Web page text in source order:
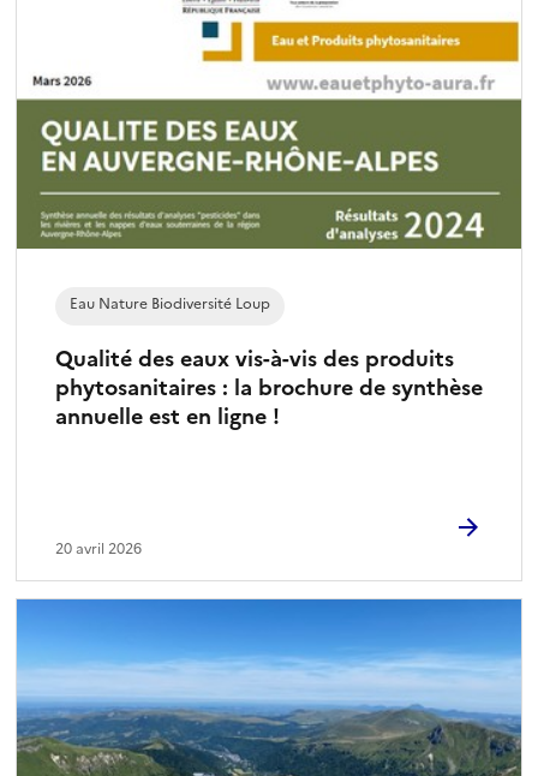
Qualité des eaux vis-à-vis des produits
phytosanitaires : la brochure de synthèse
annuelle est en ligne !
Eau Nature Biodiversité Loup
20 avril 2026